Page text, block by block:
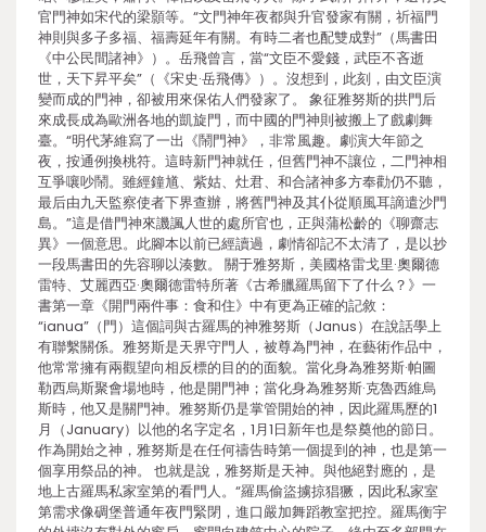
官門神如宋代的梁顥等。“文門神年夜都與升官發家有關，祈福門
神則與多子多福、福壽延年有關。有時二者也配雙成對”（馬書田
《中公民間諸神》）。岳飛曾言，當“文臣不愛錢，武臣不吝逝
世，天下昇平矣”（《宋史·岳飛傳》）。沒想到，此刻，由文臣演
變而成的門神，卻被用來保佑人們發家了。 象征雅努斯的拱門后
來成長成為歐洲各地的凱旋門，而中國的門神則被搬上了戲劇舞
臺。“明代茅維寫了一出《鬧門神》，非常風趣。劇演大年節之
夜，按通例換桃符。這時新門神就任，但舊門神不讓位，二門神相
互爭嚷吵鬧。雖經鐘馗、紫姑、灶君、和合諸神多方奉勸仍不聽，
最后由九天監察使者下界查辦，將舊門神及其仆從順風耳謫遣沙門
島。”這是借門神來譏諷人世的處所官也，正與蒲松齡的《聊齋志
異》一個意思。此腳本以前已經讀過，劇情卻記不太清了，是以抄
一段馬書田的先容聊以湊數。 關于雅努斯，美國格雷戈里·奧爾德
雷特、艾麗西亞·奧爾德雷特所著《古希臘羅馬留下了什么？》一
書第一章《開門兩件事：食和住》中有更為正確的記敘：
“ianua”（門）這個詞與古羅馬的神雅努斯（Janus）在說話學上
有聯繫關係。雅努斯是天界守門人，被尊為門神，在藝術作品中，
他常常擁有兩觀望向相反標的目的的面貌。當化身為雅努斯·帕圖
勒西烏斯聚會場地時，他是開門神；當化身為雅努斯·克魯西維烏
斯時，他又是關門神。雅努斯仍是掌管開始的神，因此羅馬歷的1
月（January）以他的名字定名，1月1日新年也是祭奠他的節日。
作為開始之神，雅努斯是在任何禱告時第一個提到的神，也是第一
個享用祭品的神。 也就是說，雅努斯是天神。與他絕對應的，是
地上古羅馬私家室第的看門人。“羅馬偷盜擄掠猖獗，因此私家室
第需求像碉堡普通年夜門緊閉，進口嚴加舞蹈教室把控。羅馬衡宇